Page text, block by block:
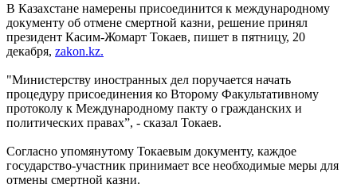
В Казахстане намерены присоединится к международному
документу об отмене смертной казни, решение принял
президент Касим-Жомарт Токаев, пишет в пятницу, 20
декабря, zakon.kz.
"Министерству иностранных дел поручается начать
процедуру присоединения ко Второму Факультативному
протоколу к Международному пакту о гражданских и
политических правах”, - сказал Токаев.
Согласно упомянутому Токаевым документу, каждое
государство-участник принимает все необходимые меры для
отмены смертной казни.